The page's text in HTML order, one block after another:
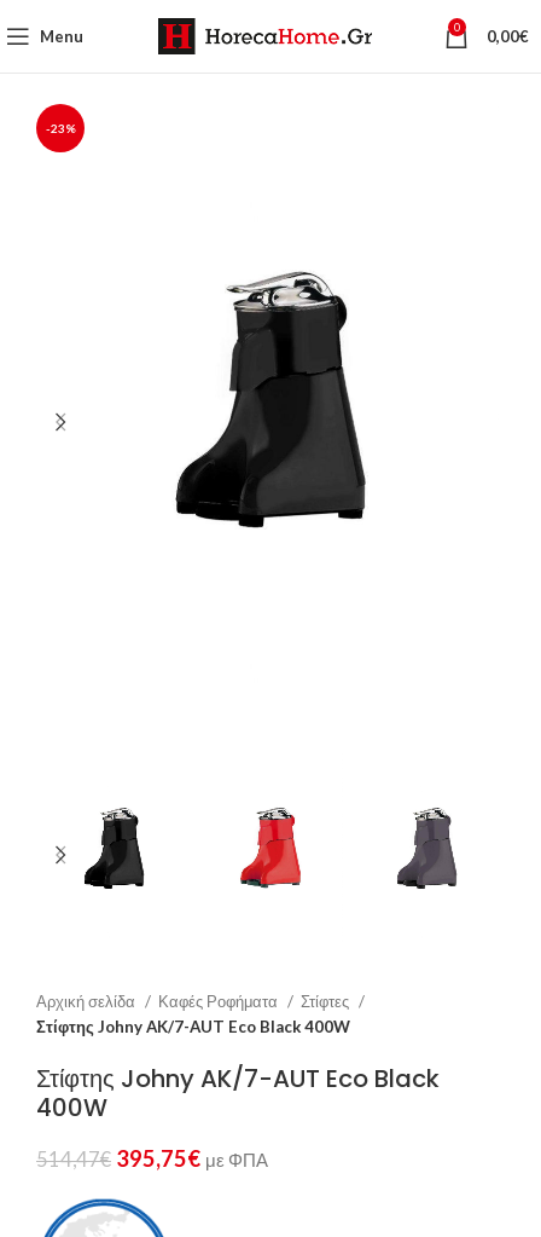
Menu 0 0,00€
-23%
Αρχική σελίδα Καφές Ροφήματα
Στίφτες
Στίφτης Johny AK/7-AUT Eco Black 400W
Στίφτης Johny AK/7-AUT Eco Black
400W
514,47€ 395,75€ με ΦΠΑ